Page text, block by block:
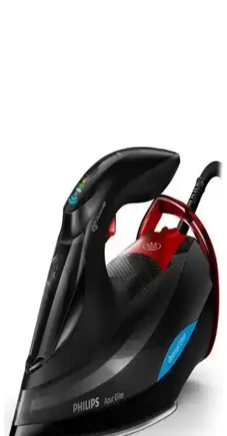
Rowenger NB301 Mini Seyahat Ütüsü: Hafif ve
Etkili Seyahat Aksesuarı
Rowenger NB301 mini seyahat ütüsü, hafifliği ve etkili
performansıyla seyahatlerde kolay kullanım sağlar. Seramik tabanı,
hızlı ısınma ve buhar çıkışıyla kırışıklıkları giderir, güvenlik
özellikleriyle öne çıkar.
Kiwi Ksı 6316 Seyahat Ütüsü: Hafif ve Pratik
Tasarımıyla Etkili Ütüleme Çözümü
Kiwi Ksı 6316 seyahat ütüsü, hafifliği, katlanabilir tasarımı ve hızlı
ısınma özelliğiyle seyahatlerde ideal. Buhar ayarı ve dayanıklı çelik
tabanıyla kullanımı kolay ve etkili ütüleme sağlar.
Tefal GV9230 Pro Express Protect Ütü Modeli
Hakkında Teknik Bilgi ve Arama Sonuçları
Tefal GV9230 Pro Express Protect ütü modeli hakkında arama
sonuçlarında teknik bilgi ve kullanıcı yorumları bulunmamaktadır.
Detaylı bilgi için resmi kaynaklara başvurulması önerilir.
PiranTech CB-107C Buharlı Temizlik Makinası
Yedek Aparat Seti İncelemesi ve Kullanım Rehberi
PiranTech CB-107C yedek aparat seti, buharlı temizlik
makineleriyle uyumlu, yüksek performanslı ve kullanışlı temizlik
aksesuarları sunar. Dayanıklı malzeme ve pratik kullanım
avantajlarıyla öne çıkar.